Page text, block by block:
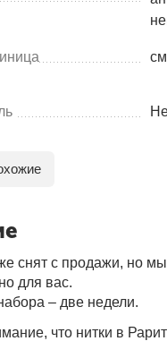
см
снят с продажи, но
для вас.
– две недели.
что нитки в